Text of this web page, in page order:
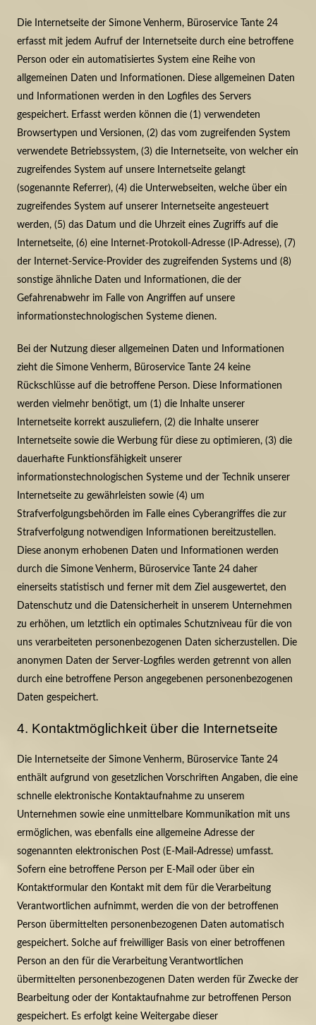
Die Internetseite der Simone Venherm, Büroservice Tante 24
erfasst mit jedem Aufruf der Internetseite durch eine betroffene
Person oder ein automatisiertes System eine Reihe von
allgemeinen Daten und Informationen. Diese allgemeinen Daten
und Informationen werden in den Logfiles des Servers
gespeichert. Erfasst werden können die (1) verwendeten
Browsertypen und Versionen, (2) das vom zugreifenden System
verwendete Betriebssystem, (3) die Internetseite, von welcher ein
zugreifendes System auf unsere Internetseite gelangt
(sogenannte Referrer), (4) die Unterwebseiten, welche über ein
zugreifendes System auf unserer Internetseite angesteuert
werden, (5) das Datum und die Uhrzeit eines Zugriffs auf die
Internetseite, (6) eine Internet-Protokoll-Adresse (IP-Adresse), (7)
der Internet-Service-Provider des zugreifenden Systems und (8)
sonstige ähnliche Daten und Informationen, die der
Gefahrenabwehr im Falle von Angriffen auf unsere
informationstechnologischen Systeme dienen.
Bei der Nutzung dieser allgemeinen Daten und Informationen
zieht die Simone Venherm, Büroservice Tante 24 keine
Rückschlüsse auf die betroffene Person. Diese Informationen
werden vielmehr benötigt, um (1) die Inhalte unserer
Internetseite korrekt auszuliefern, (2) die Inhalte unserer
Internetseite sowie die Werbung für diese zu optimieren, (3) die
dauerhafte Funktionsfähigkeit unserer
informationstechnologischen Systeme und der Technik unserer
Internetseite zu gewährleisten sowie (4) um
Strafverfolgungsbehörden im Falle eines Cyberangriffes die zur
Strafverfolgung notwendigen Informationen bereitzustellen.
Diese anonym erhobenen Daten und Informationen werden
durch die Simone Venherm, Büroservice Tante 24 daher
einerseits statistisch und ferner mit dem Ziel ausgewertet, den
Datenschutz und die Datensicherheit in unserem Unternehmen
zu erhöhen, um letztlich ein optimales Schutzniveau für die von
uns verarbeiteten personenbezogenen Daten sicherzustellen. Die
anonymen Daten der Server-Logfiles werden getrennt von allen
durch eine betroffene Person angegebenen personenbezogenen
Daten gespeichert.
4. Kontaktmöglichkeit über die Internetseite
Die Internetseite der Simone Venherm, Büroservice Tante 24
enthält aufgrund von gesetzlichen Vorschriften Angaben, die eine
schnelle elektronische Kontaktaufnahme zu unserem
Unternehmen sowie eine unmittelbare Kommunikation mit uns
ermöglichen, was ebenfalls eine allgemeine Adresse der
sogenannten elektronischen Post (E-Mail-Adresse) umfasst.
Sofern eine betroffene Person per E-Mail oder über ein
Kontaktformular den Kontakt mit dem für die Verarbeitung
Verantwortlichen aufnimmt, werden die von der betroffenen
Person übermittelten personenbezogenen Daten automatisch
gespeichert. Solche auf freiwilliger Basis von einer betroffenen
Person an den für die Verarbeitung Verantwortlichen
übermittelten personenbezogenen Daten werden für Zwecke der
Bearbeitung oder der Kontaktaufnahme zur betroffenen Person
gespeichert. Es erfolgt keine Weitergabe dieser